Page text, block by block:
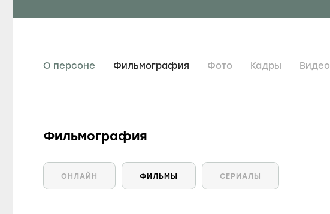
О персоне Фильмография Фото Кадры Видео
Фильмография
ОНЛАЙН ФИЛЬМЫ СЕРИАЛЫ